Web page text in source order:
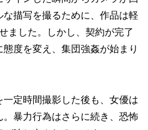
な描写を撮るために、作品は軽
ました。しかし、契約が完了
度を変え、集団強姦が始まり
定時間撮影した後も、女優は
暴力行為はさらに続き、恐怖